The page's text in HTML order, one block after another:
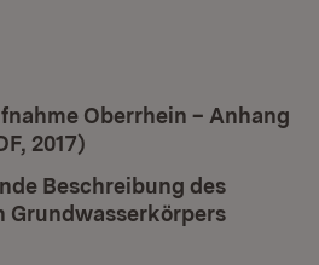
Oberrhein – Anhang
2017)
Beschreibung des
Grundwasserkörpers